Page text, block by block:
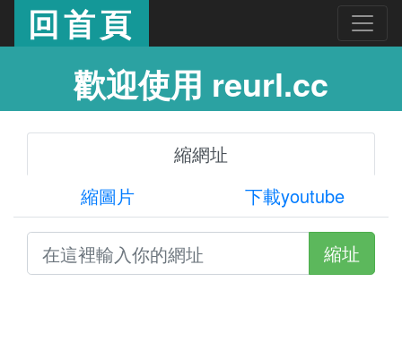
回首頁
歡迎使用 reurl.cc
縮網址
縮圖片
下載youtube
縮址